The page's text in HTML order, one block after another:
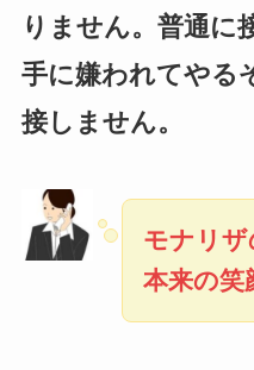
りません。普通に
手に嫌われてやる
接しません。
モナリ
本来の笑